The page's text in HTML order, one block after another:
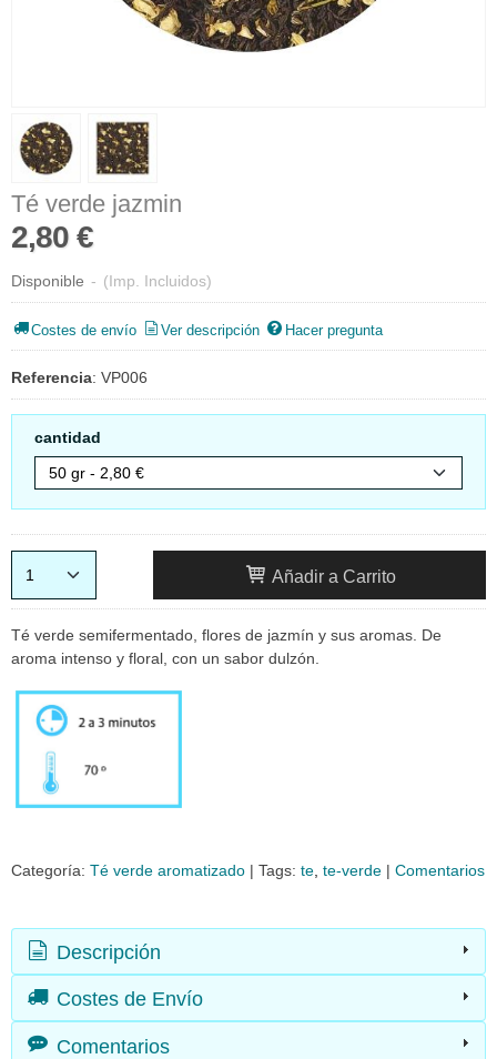
Té verde jazmin
2,80 €
Disponible - (Imp. Incluidos)
Costes de envío Ver descripción Hacer pregunta
Referencia: VP006
cantidad
Añadir a Carrito
Té verde semifermentado, flores de jazmín y sus aromas. De
aroma intenso y floral, con un sabor dulzón.
Categoría: Té verde aromatizado | Tags: te te-verde | Comentarios
Descripción
Costes de Envío
Comentarios